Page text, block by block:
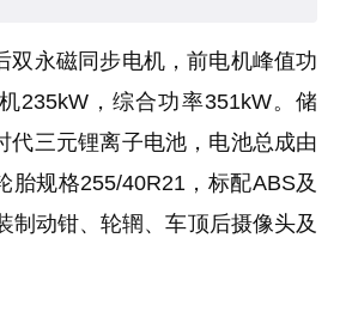
双永磁同步电机，前电机峰值功
235kW，综合功率351kW。储
代三元锂离子电池，电池总成由
胎规格255/40R21，标配ABS及
制动钳、轮辋、车顶后摄像头及